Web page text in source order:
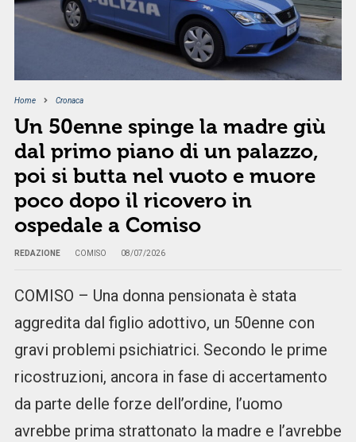
Home Cronaca
Un 50enne spinge la madre giù
dal primo piano di un palazzo,
poi si butta nel vuoto e muore
poco dopo il ricovero in
ospedale a Comiso
REDAZIONE COMISO 08/07/2026
COMISO – Una donna pensionata è stata
aggredita dal figlio adottivo, un 50enne con
gravi problemi psichiatrici. Secondo le prime
ricostruzioni, ancora in fase di accertamento
da parte delle forze dell’ordine, l’uomo
avrebbe prima strattonato la madre e l’avrebbe